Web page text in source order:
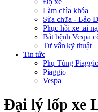
Độ xe
Làm chìa khóa
Sửa chữa - Bảo
Phục hồi xe tai
Bắt bệnh Vespa
Tư vấn kỹ thuật
Tin tức
Phụ Tùng
Piaggio
Vespa
Đại lý lốp xe